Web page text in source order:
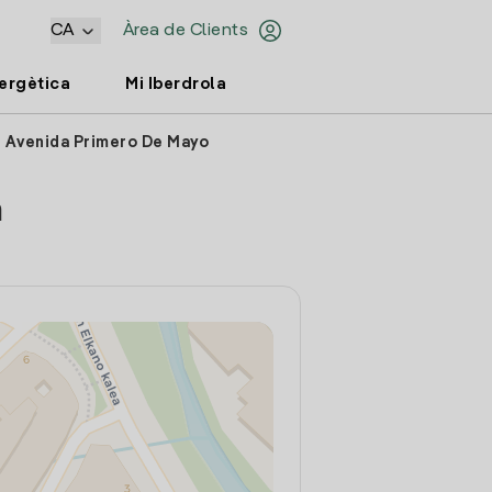
Àrea de Clients
CA
Mi Iberdrola
Primero De Mayo